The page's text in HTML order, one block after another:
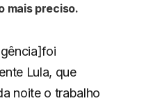
mais preciso.
Lula, que
noite o trabalho